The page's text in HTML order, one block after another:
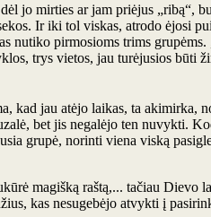
jo mirties ar jam priėjus „ribą“,
Ir iki tol viskas, atrodo ėjosi
nutiko pirmosioms trims grupėms.
trys vietos, jau turėjusios būti
kad jau atėjo laikas, ta akimirka,
bet jis negalėjo ten nuvykti.
grupė, norinti viena viską
magišką raštą,... tačiau
kas nesugebėjo atvykti į